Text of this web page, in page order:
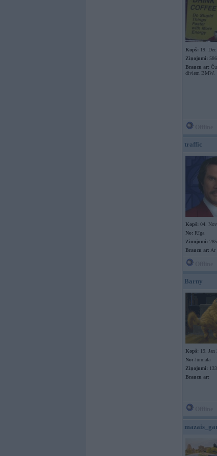
Kopš: 19.
Ziņojumi:
Braucu ar:
diviem BMW.
traffic
Kopš: 04.
No: Rīga
Ziņojumi:
Braucu ar: Ar
Barny
Kopš: 19. Jan
No: Jūrmala
Ziņojumi:
Braucu ar: